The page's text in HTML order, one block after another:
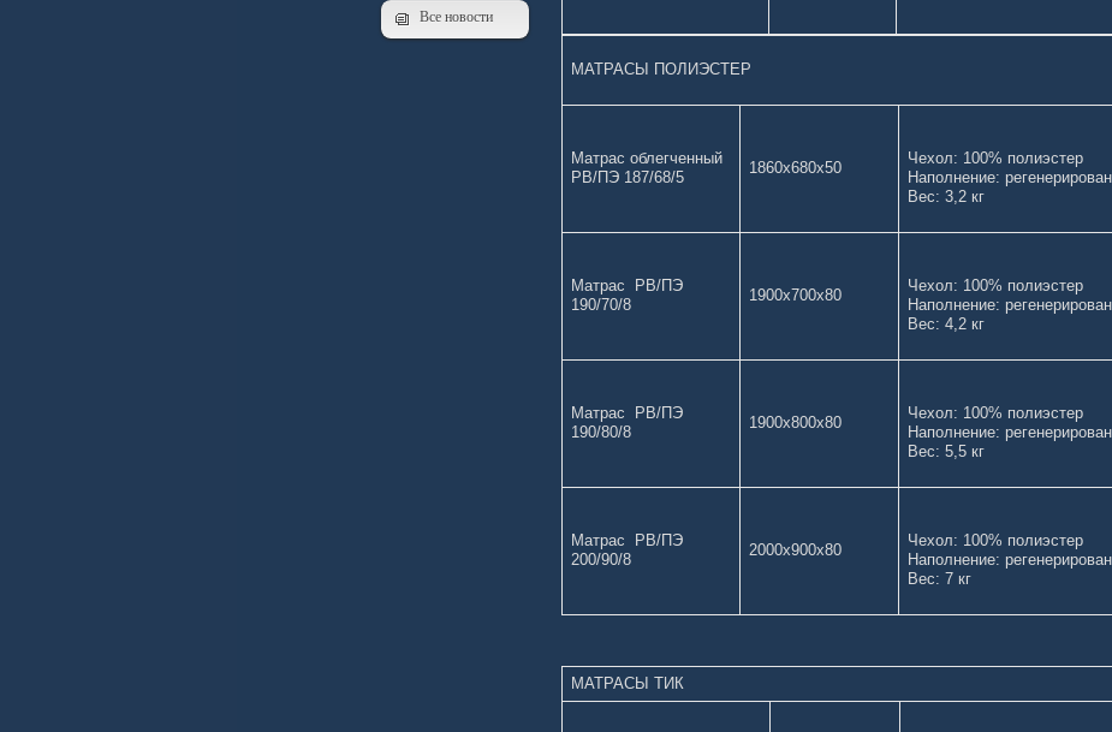
МАТРАСЫ ПОЛИЭСТЕР
Матрас облегченный
РВ/ПЭ 187/68/5
1860х680х50
Чехол: 100%
Наполнение:
Вес: 3,2 кг
Матрас РВ/ПЭ
190/70/8
1900х700х80
Чехол: 100%
Наполнение:
Вес: 4,2 кг
Матрас РВ/ПЭ
190/80/8
1900х800х80
Чехол: 100%
Наполнение:
Вес: 5,5 кг
Матрас РВ/ПЭ
200/90/8
2000х900х80
Чехол: 100%
Наполнение:
Вес: 7 кг
МАТРАСЫ ТИК
Все новости